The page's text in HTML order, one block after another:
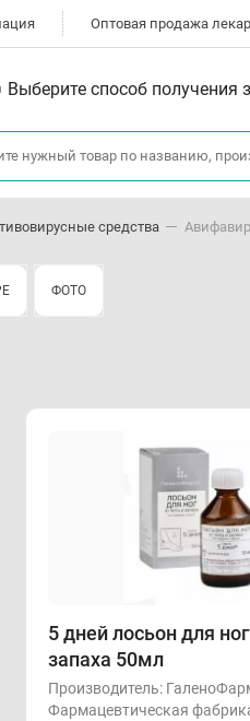
Оптовая продажа
Выберите способ получения
средства
ФОТО
5 дней лосьон для
запаха 50мл
Производитель:
Фармацевтическая